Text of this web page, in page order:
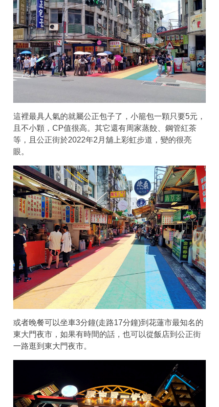
這裡最具人氣的就屬公正包子了，小籠包一顆只要5元，
且不小顆，CP值很高。其它還有周家蒸餃、鋼管紅茶
等，且公正街於2022年2月舖上彩虹步道，變的很亮
眼。
或者晚餐可以坐車3分鐘(走路17分鐘)到花蓮市最知名的
東大門夜市，如果有時間的話，也可以從飯店到公正街
一路逛到東大門夜市。